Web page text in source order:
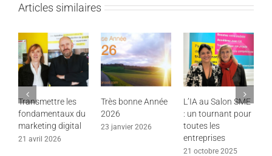
Articles similaires
Transmettre les
fondamentaux du
marketing digital
21 avril 2026
Très bonne Année
2026
23 janvier 2026
L’IA au Salon SME
: un tournant pour
toutes les
entreprises
21 octobre 2025